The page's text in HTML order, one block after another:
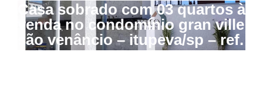
Casa sobrado com 03 quartos à
venda no condomínio gran ville
são venâncio – itupeva/sp – ref.